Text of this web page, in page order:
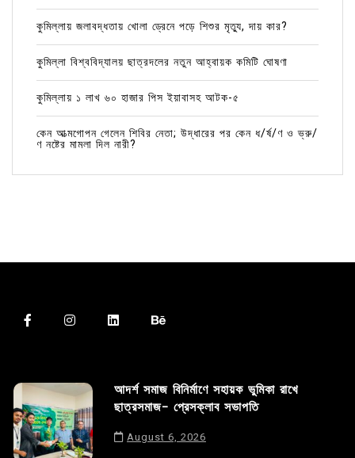
কুমিল্লায় জলাবদ্ধতায় খোলা ড্রেনে পড়ে শিশুর মৃত্যু, দায় কার?
কুমিল্লা বিশ্ববিদ্যালয় ছাত্রদলের নতুন আহ্বায়ক কমিটি ঘোষণা
কুমিল্লায় ১ লাখ ৬০ হাজার পিস ইয়াবাসহ আটক-৫
কেন আত্মগোপন গেলেন শিবির নেতা; উদ্ধারের পর কেন ধ/র্ষ/ণ ও ভ্রু/
ণ নষ্টের মামলা দিল নারী?
আদর্শ সমাজ বিনির্মাণে সহায়ক ভুমিকা রাখে
ছাত্রসমাজ- প্রেসক্লাব সভাপতি
August 6, 2026